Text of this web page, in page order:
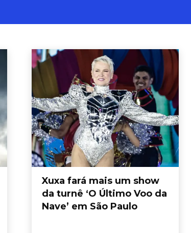
Xuxa fará mais um show
da turnê ‘O Último Voo da
Nave’ em São Paulo